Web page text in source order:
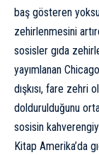
baş gösteren
zehirlenmesini
sosisler gıda
yayımlanan
dışkısı, fare zehri
doldurulduğunu
sosisin
Kitap Amerika’da